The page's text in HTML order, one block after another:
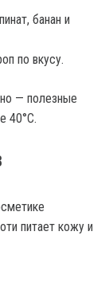
банан и
по вкусу.
— полезные
40°C.
питает кожу и